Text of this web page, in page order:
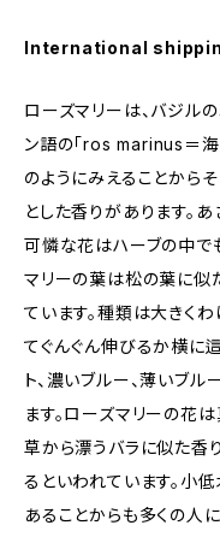
International
ローズマリーは、バジル
ン語の「ros marinus＝海
のようにみえることから
とした香りがあります。
可憐な花はハーブの中で
マリーの葉は松の葉に似
ています。種類は大きく
てぐんぐん伸びるか横に
ト、濃いブルー、薄いブ
ます。ローズマリーの花
草から漂うバラに似た香
るといわれています。小
あることからも多くの人